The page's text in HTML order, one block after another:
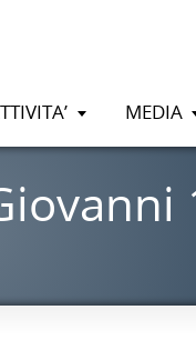
MEDIA